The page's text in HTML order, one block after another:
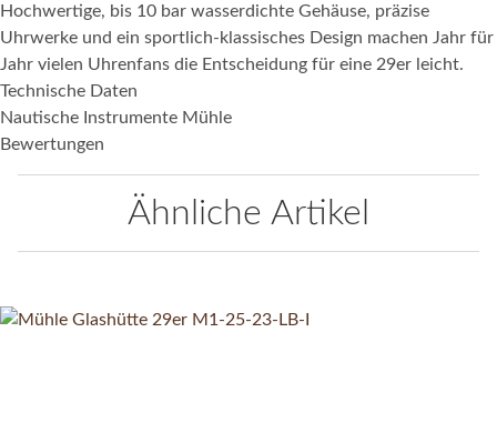
Hochwertige, bis 10 bar wasserdichte Gehäuse, präzise
Uhrwerke und ein sportlich-klassisches Design machen Jahr für
Jahr vielen Uhrenfans die Entscheidung für eine 29er leicht.
Technische Daten
Nautische Instrumente Mühle
Bewertungen
Ähnliche Artikel